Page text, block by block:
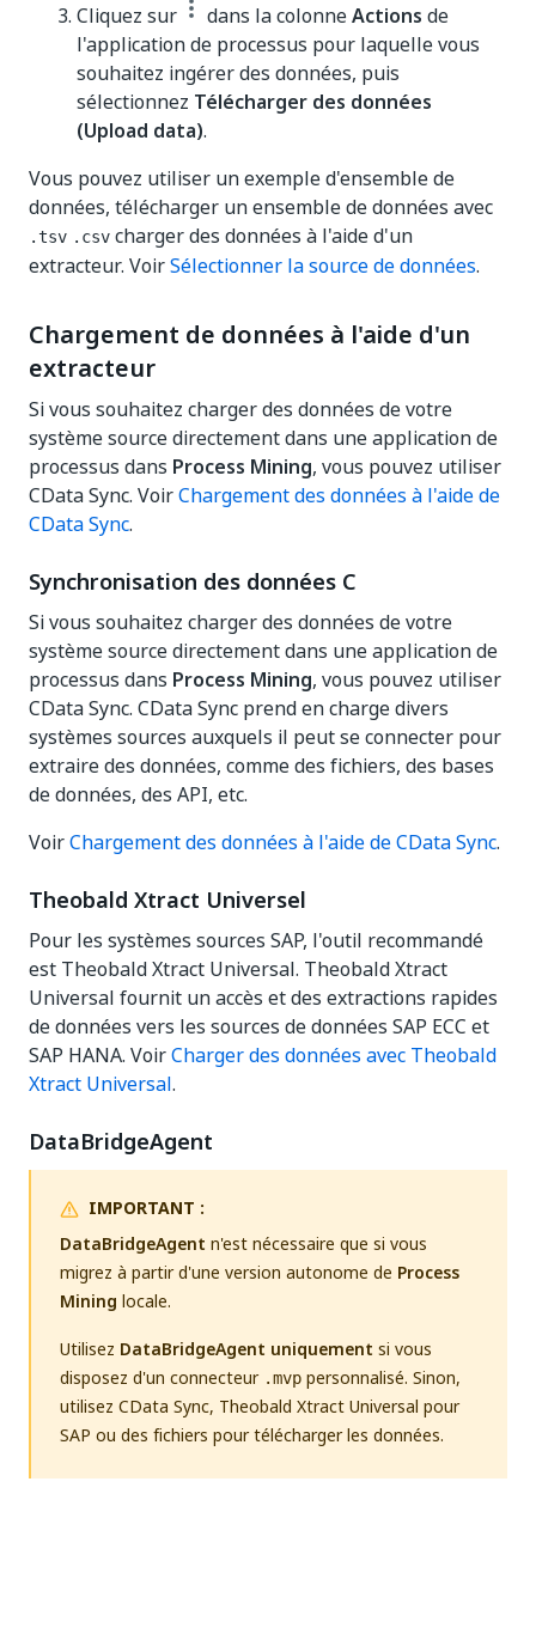
Cliquez sur
dans la colonneActions de
l'application de processus pour laquelle vous
souhaitez ingérer des données, puis
sélectionnez Télécharger des données
(Upload data).
Vous pouvez utiliser un exemple d'ensemble de
données, télécharger un ensemble de données avec
.tsv .csv charger des données à l'aide d'un
extracteur. VoirSélectionner la source de données.
Chargement de données à l'aide d'un
extracteur
Si vous souhaitez charger des données de votre
système source directement dans une application de
processus dans Process Mining, vous pouvez utiliser
CData Sync. VoirChargement des données à l'aide de
CData Sync.
Synchronisation des données C
Si vous souhaitez charger des données de votre
système source directement dans une application de
processus dans Process Mining, vous pouvez utiliser
CData Sync. CData Sync prend en charge divers
systèmes sources auxquels il peut se connecter pour
extraire des données, comme des fichiers, des bases
de données, des API, etc.
VoirChargement des données à l'aide de CData Sync.
Theobald Xtract Universel
Pour les systèmes sources SAP, l'outil recommandé
est Theobald Xtract Universal. Theobald Xtract
Universal fournit un accès et des extractions rapides
de données vers les sources de données SAP ECC et
SAP HANA. VoirCharger des données avec Theobald
Xtract Universal.
DataBridgeAgent
IMPORTANT :
DataBridgeAgent n'est nécessaire que si vous
migrez à partir d'une version autonome de Process
Mining locale.
Utilisez DataBridgeAgent uniquement si vous
disposez d'un connecteur .mvp personnalisé. Sinon,
utilisez CData Sync, Theobald Xtract Universal pour
SAP ou des fichiers pour télécharger les données.